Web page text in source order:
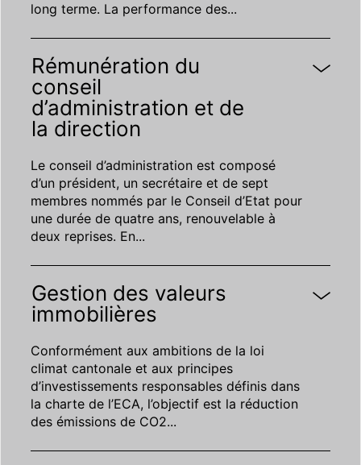
long terme. La performance des...
Rémunération du
conseil
d’administration et de
la direction
Le conseil d’administration est composé
d’un président, un secrétaire et de sept
membres nommés par le Conseil d’Etat pour
une durée de quatre ans, renouvelable à
deux reprises. En...
Gestion des valeurs
immobilières
Conformément aux ambitions de la loi
climat cantonale et aux principes
d’investissements responsables définis dans
la charte de l’ECA, l’objectif est la réduction
des émissions de CO2...